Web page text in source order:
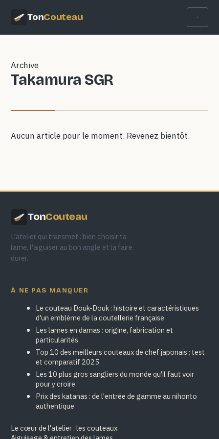
TonCouteau
Archive
Takamura SGR
Aucun article pour le moment. Revenez bientôt.
TonCouteau
L'atelier qui transmet : bien choisir ta
lame, l'aiguiser au bon angle et la faire
durer.
À NE PAS MANQUER
Le couteau Douk-Douk : histoire et caractéristiques
d'un emblème de la coutellerie française
Les lames en damas : origine, fabrication et
particularités
Top 10 des meilleurs couteaux de chef japonais : test
et comparatif 2025
Les 10 plus gros sangliers du monde qu'il faut voir
pour y croire
Prix des katanas : de l'entrée de gamme au nihonto
authentique
Le cœur de l'atelier : les couteaux